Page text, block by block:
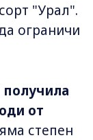
"Урал".
ограничи
получила
от
степен